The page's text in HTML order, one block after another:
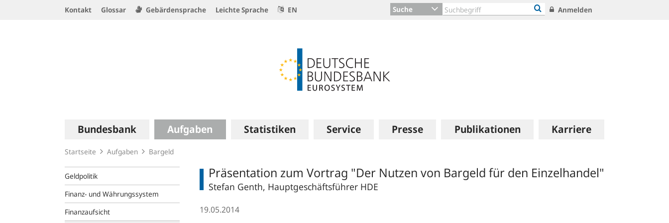
Kontakt Glossar Gebärdensprache Leichte Sprache EN Suche Anmelden
Hauptnavigation
Bundesbank Aufgaben Statistiken Service Presse Publikationen Karriere
Startseite Aufgaben Bargeld
Geldpolitik
Finanz- und Währungssystem
Finanzaufsicht
Präsentation zum Vortrag "Der Nutzen von Bargeld für den Einzelhandel"
Stefan Genth, Hauptgeschäftsführer HDE
19.05.2014